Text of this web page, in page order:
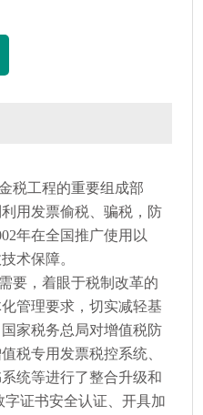
工程的重要组成部
用发票偷税、骗税，防
年在全国推广使用以
术保障。
，着眼于税制改革的
管理要求，切实减轻基
家税务总局对增值税防
税专用发票税控系统、
统等进行了整合升级和
证书安全认证、开具加